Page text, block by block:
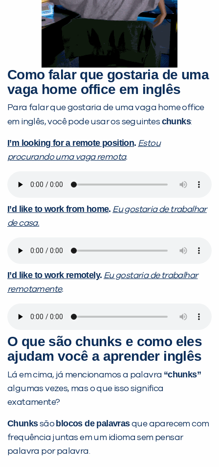
Como falar que gostaria de uma
vaga home office em inglês
Para falar que gostaria de uma vaga home office
em inglês, você pode usar os seguintes chunks:
I’m looking fora remote position. Estou
procurandouma vaga remota.
I’d like towork from home. Eu gostaria de trabalhar
de casa.
I’d like to work remotely. Eu gostaria de trabalhar
remotamente.
O que são chunks e como eles
ajudam você a aprender inglês
Lá em cima, já mencionamos a palavra “chunks”
algumas vezes, mas o que isso significa
exatamente?
Chunkssão blocos de palavrasque aparecem com
frequência juntas em um idioma sem pensar
palavra por palavra.
Sim Não
VOLTAR